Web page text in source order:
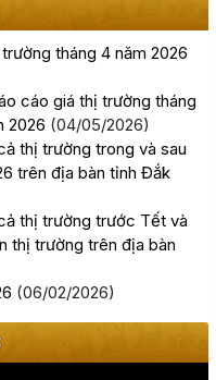
tỉnh năm 2026
thứ 33
giá quyền sử dụng
đề nghị chấp thuận
Châu Đắk Lắk
tháng 4 năm 2026
cáo giá thị trường tháng
2026 (04/05/2026)
thị trường trong và sau
trên địa bàn tỉnh Đắk
thị trường trước Tết và
thị trường trên địa bàn
(06/02/2026)